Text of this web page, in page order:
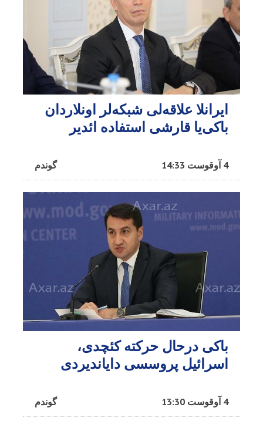
ایرانلا علاقه‌لی شبکه‌لر اونلاردان
باکی‌یا قارشی استفاده ائدیر
گوندم 4 آوقوست 14:33
باکی درحال حرکته کئچدی،
اسرائیل پروسسی دایاندیردی
گوندم 4 آوقوست 13:30